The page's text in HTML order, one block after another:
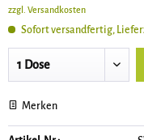
zzgl. Versandkosten
Sofort versandfertig,
Merken